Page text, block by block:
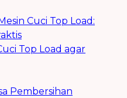
Cuci Top Load:
Top Load agar
Pembersihan